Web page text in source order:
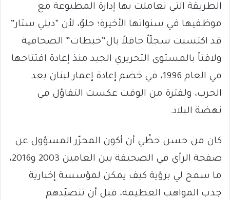
الطريقة التي تعاملت بها إدارة المطبوعة مع
موظفيها في سنواتها الأخيرة؛ حلوٌ، لأن “ديلي ستار”
قد اكتسبت سجلّاً حافلاً بال”خبطات” الصحافية
ولافتاً بالمستوى التحريري الجيد منذ إعادة افتتاحها
في العام 1996، في خضم إعادة إعمار لبنان بعد
الحرب، ولفترة من الوقت عكست التفاؤل في
نهضة البلاد.
كان من حسن حظّي أن أكون المحرّر المسؤول عن
صفحة الرأي في الصحيفة بين العامين 2003 و2016،
ما سمح لي برؤية كيف يمكن لمؤسسة إخبارية
جذب المواهب العظيمة، قبل أن تتصيّدهم